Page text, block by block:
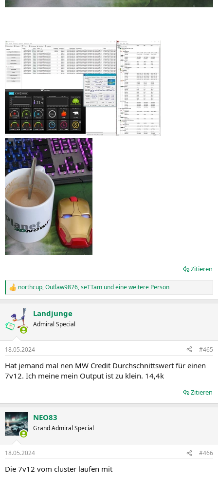
Zitieren
R
e
t
i
e
:
northcup,Outlaw9876,seTTam und eine weitere Person
Landjunge
Admiral Special
18.05.2024 #465
Hat jemand mal nen MW Credit Durchschnittswert für einen
7v12. Ich meine mein Output ist zu klein. 14,4k
Zitieren
NEO83
Grand Admiral Special
18.05.2024 #466
Die 7v12 vom cluster laufen mit